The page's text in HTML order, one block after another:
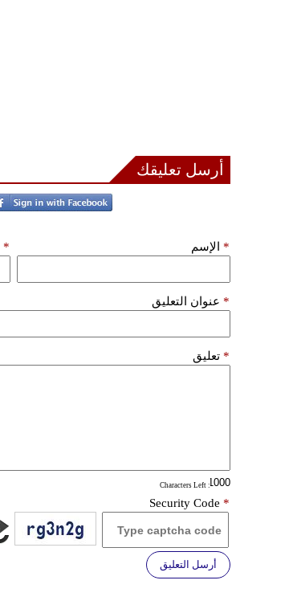
أرسل تعليقك
الإسم *
*
عنوان التعليق *
تعليق *
: Characters Left
Security Code *
أرسل التعليق